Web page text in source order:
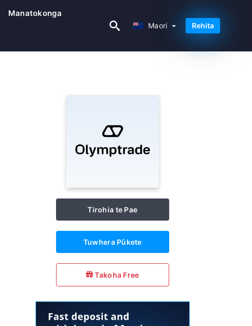
Manatokonga
Maori Rehita
Tirohia te Pae
Tuwhera Pūkete
Takoha Free